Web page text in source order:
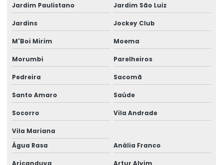
Despachante aduaneiro mercosul
Despachante aduaneiro minas gerais
Despachante aduaneiro online
Despachante aduaneiro preço
Despachante aduaneiro quanto custa
Despachante aduaneiro rio de janeiro
Despachante aduaneiro sp
Despachante aduaneiro valor
Jardim Paulistano Jardim São Luiz
Jardins Jockey Club
M'Boi Mirim Moema
Morumbi Parelheiros
Pedreira Sacomã
Santo Amaro Saúde
Socorro Vila Andrade
Vila Mariana
Água Rasa
Anália Franco
Aricanduva Artur Alvim